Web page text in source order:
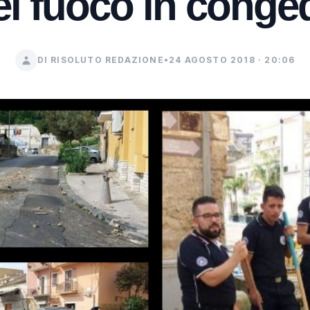
DI RISOLUTO REDAZIONE • 24 AGOSTO 2018 · 20:06